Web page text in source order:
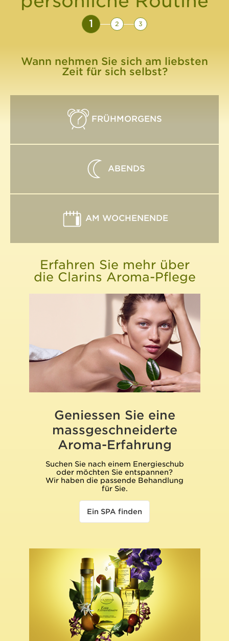
1 2 3
Wann nehmen Sie sich am liebsten
Zeit für sich selbst?
FRÜHMORGENS
ABENDS
AM WOCHENENDE
Erfahren Sie mehr über
die Clarins Aroma-Pflege
Geniessen Sie eine
massgeschneiderte
Aroma-Erfahrung
Suchen Sie nach einem Energieschub
oder möchten Sie entspannen?
Wir haben die passende Behandlung
für Sie.
Ein SPA finden